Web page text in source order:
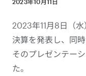
2023年10月11日
2023年11月8日（
決算を発表し、同
そのプレゼンテー
た。